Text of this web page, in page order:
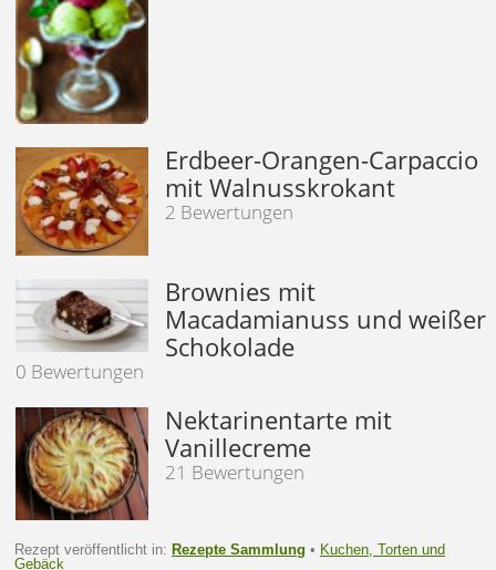
Erdbeer-Orangen-Carpaccio
mit Walnusskrokant
2 Bewertungen
Brownies mit
Macadamianuss und weißer
Schokolade
0 Bewertungen
Nektarinentarte mit
Vanillecreme
21 Bewertungen
Rezept veröffentlicht in: Rezepte Sammlung • Kuchen, Torten und
Gebäck